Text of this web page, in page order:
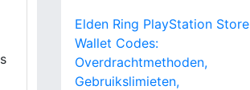
h
o
Elden Ring PlayStation Store
Wallet Codes:
Overdrachtmethoden,
Gebruikslimieten,